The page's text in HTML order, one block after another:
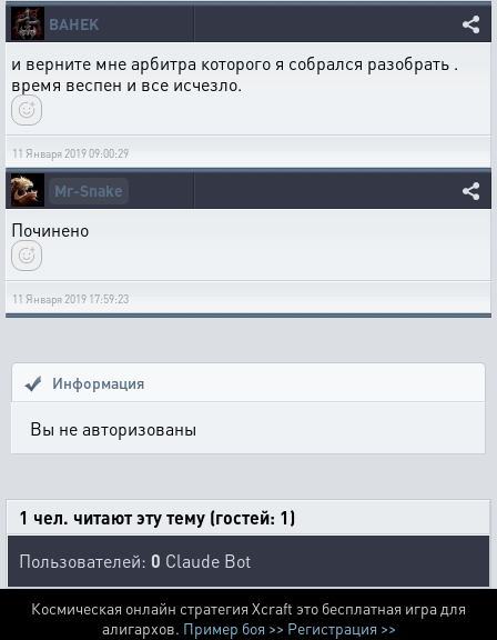
BAHEK
и верните мне арбитра которого я собрался разобрать .
время веспен и все исчезло.
11 Января 2019 09:00:29
Mr-Snake
Починено
11 Января 2019 17:59:23
Информация
Вы не авторизованы
1 чел. читают эту тему (гостей: 1)
Пользователей: 0 Claude Bot
Космическая онлайн стратегия Xcraft это бесплатная игра для
алигархов. Пример боя >> Регистрация >>